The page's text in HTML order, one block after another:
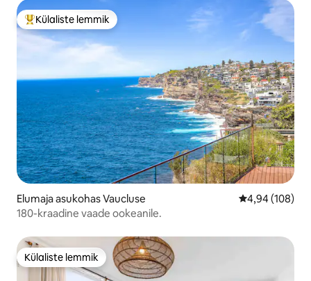
Külaliste suur lemmik
Külaliste lemmik
Elumaja asukohas Vaucluse Keskmine
4,94 (108)
180-kraadine vaade ookeanile.
Külaliste lemmik
Külaliste lemmik